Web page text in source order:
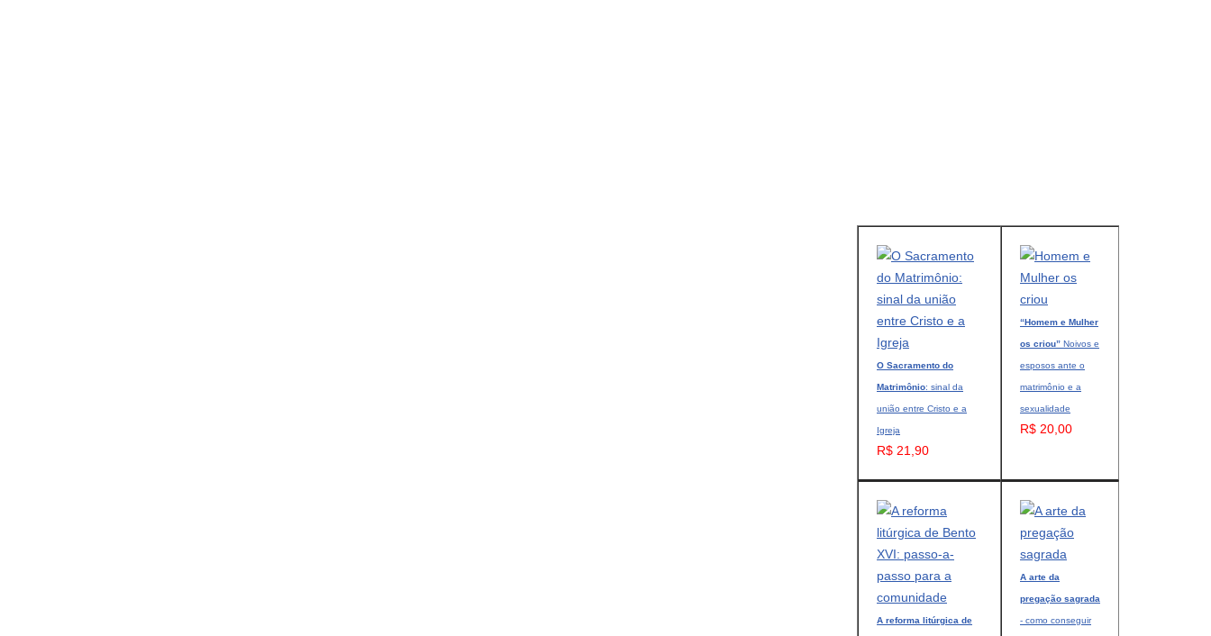
O Sacramento do
Matrimônio: sinal da
união entre Cristo e a
Igreja
R$ 21,90
“Homem e Mulher
os criou” Noivos e
esposos ante o
matrimônio e a
sexualidade
R$ 20,00
A reforma litúrgica de
A arte da
pregação sagrada
- como conseguir